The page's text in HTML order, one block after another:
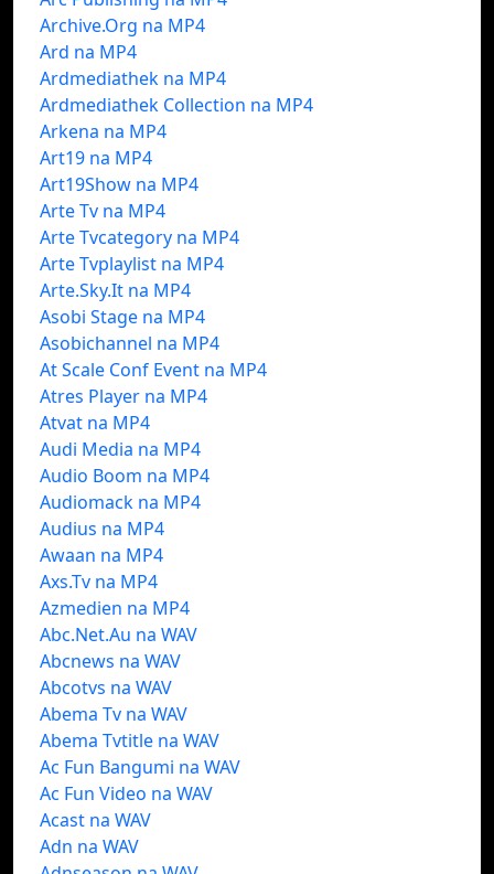
Archive.Org na MP4
Ard na MP4
Ardmediathek na MP4
Ardmediathek Collection na MP4
Arkena na MP4
Art19 na MP4
Art19Show na MP4
Arte Tv na MP4
Arte Tvcategory na MP4
Arte Tvplaylist na MP4
Arte.Sky.It na MP4
Asobi Stage na MP4
Asobichannel na MP4
At Scale Conf Event na MP4
Atres Player na MP4
Atvat na MP4
Audi Media na MP4
Audio Boom na MP4
Audiomack na MP4
Audius na MP4
Awaan na MP4
Axs.Tv na MP4
Azmedien na MP4
Abc.Net.Au na WAV
Abcnews na WAV
Abcotvs na WAV
Abema Tv na WAV
Abema Tvtitle na WAV
Ac Fun Bangumi na WAV
Ac Fun Video na WAV
Acast na WAV
Adn na WAV